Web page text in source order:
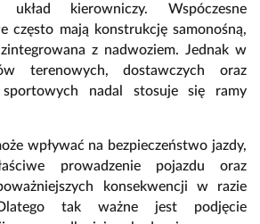
układ kierowniczy. Wspóczesne
często mają konstrukcję samonośną,
z nadwoziem. Jednak w
terenowych, dostawczych oraz
nadal stosuje się ramy
wpływać na bezpieczeństwo jazdy,
prowadzenie pojazdu oraz
konsekwencji w razie
tak ważne jest podjęcie